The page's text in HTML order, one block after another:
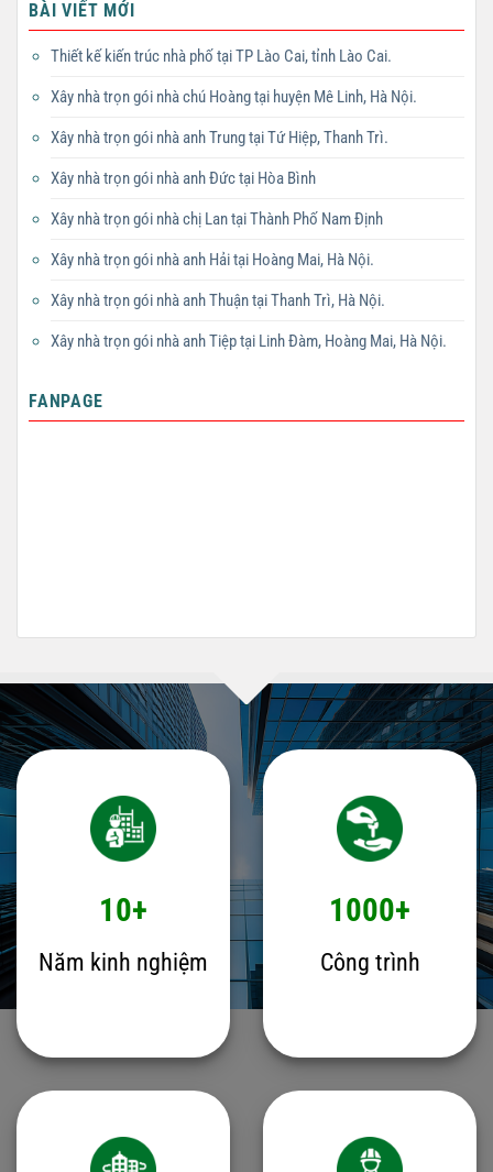
BÀI VIẾT MỚI
Thiết kế kiến trúc nhà phố tại TP Lào Cai, tỉnh Lào Cai.
Xây nhà trọn gói nhà chú Hoàng tại huyện Mê Linh, Hà Nội.
Xây nhà trọn gói nhà anh Trung tại Tứ Hiệp, Thanh Trì.
Xây nhà trọn gói nhà anh Đức tại Hòa Bình
Xây nhà trọn gói nhà chị Lan tại Thành Phố Nam Định
Xây nhà trọn gói nhà anh Hải tại Hoàng Mai, Hà Nội.
Xây nhà trọn gói nhà anh Thuận tại Thanh Trì, Hà Nội.
Xây nhà trọn gói nhà anh Tiệp tại Linh Đàm, Hoàng Mai, Hà Nội.
FANPAGE
10+
Năm kinh nghiệm
1000+
Công trình